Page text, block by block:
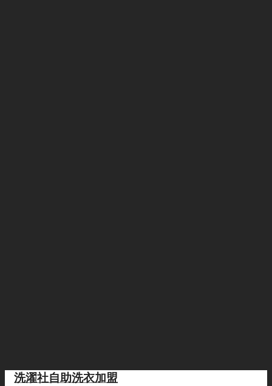
洗濯社自助洗衣加盟